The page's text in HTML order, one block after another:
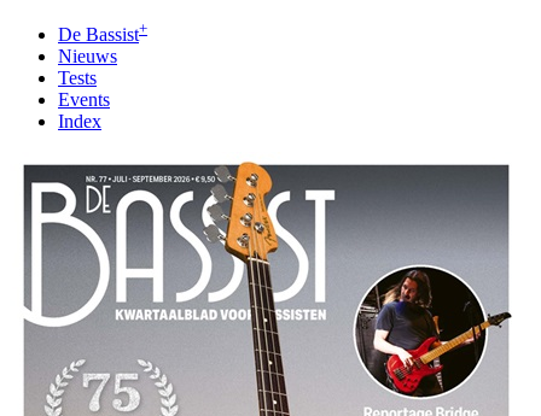
De Bassist+
Nieuws
Tests
Events
Index